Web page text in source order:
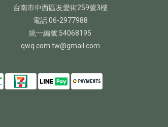
台南市中西區友愛街259號3樓
電話:06-2977988
統一編號:54068195
qwq.com.tw@gmail.com